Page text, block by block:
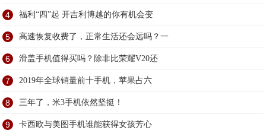
4 福利“四”起 开吉利博越的你有机会变
5 高速恢复收费了，正常生活还会远吗？一
6 滑盖手机值得买吗？除非比荣耀V20还
7 2019年全球销量前十手机，苹果占六
8 三年了，米3手机依然坚挺！
9 卡西欧与美图手机谁能获得女孩芳心